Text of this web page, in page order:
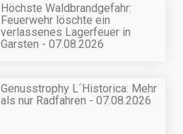
Höchste Waldbrandgefahr:
Feuerwehr löschte ein
verlassenes Lagerfeuer in
Garsten - 07.08.2026
Genusstrophy L´Historica: Mehr
als nur Radfahren - 07.08.2026